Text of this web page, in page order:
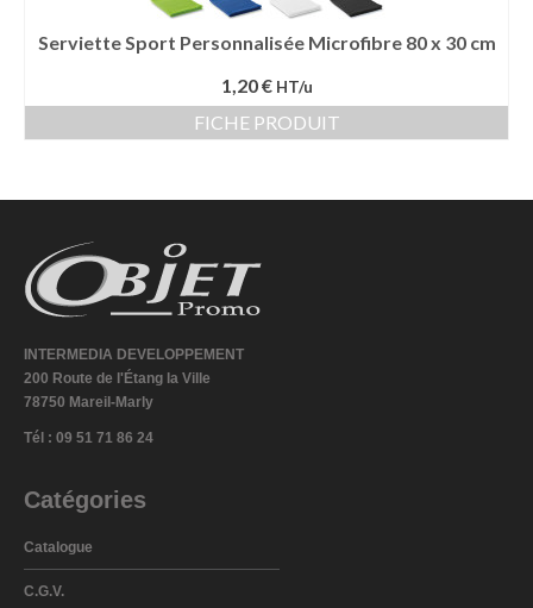
Serviette Sport Personnalisée Microfibre 80 x 30 cm
1,20 € HT/u
FICHE PRODUIT
INTERMEDIA DEVELOPPEMENT
200 Route de l'Étang la Ville
78750 Mareil-Marly
Tél : 09 51 71 86 24
Catégories
Catalogue
C.G.V.